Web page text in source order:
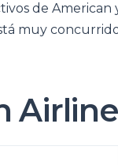
de
muy